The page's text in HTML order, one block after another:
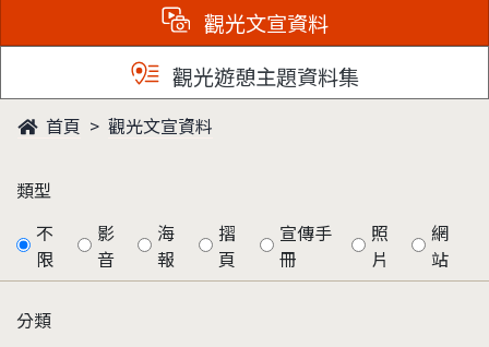
觀光文宣資料
觀光遊憩主題資料集
首頁 觀光文宣資料
類型
不
限
影
音
海
報
摺
頁
宣傳手
冊
照
片
網
站
分類